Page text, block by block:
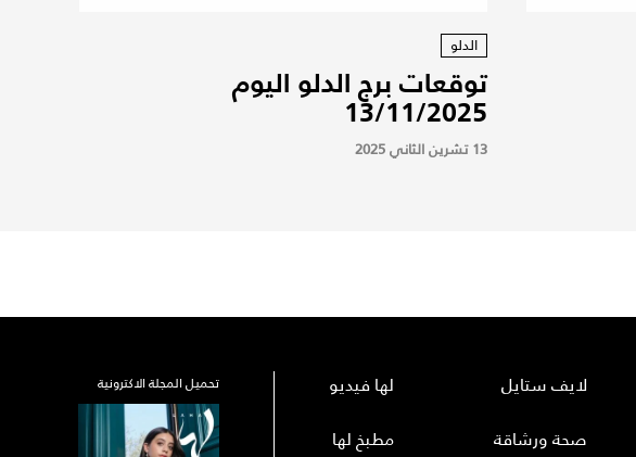
الدلو
توقعات برج الدلو اليوم
13/11/2025
13 تشرين الثاني 2025
لايف ستايل
صحة ورشاقة
لها فيديو
مطبخ لها
تحميل المجلة الاكترونية